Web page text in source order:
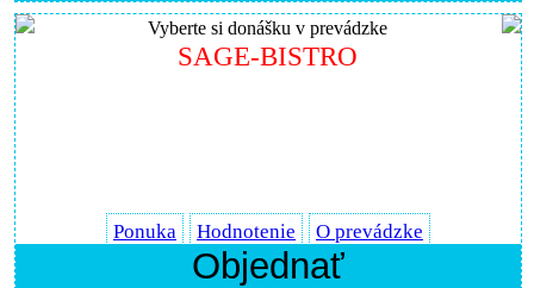
Vyberte si donášku v prevádzke
SAGE-BISTRO
Ponuka Hodnotenie O prevádzke
Objednať